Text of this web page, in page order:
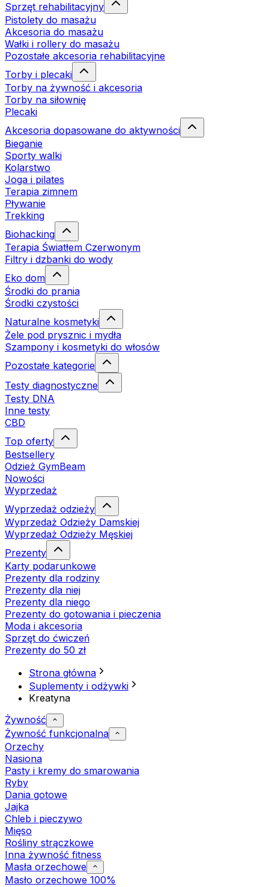
Sprzęt rehabilitacyjny
Pistolety do masażu
Akcesoria do masażu
Wałki i rollery do masażu
Pozostałe akcesoria rehabilitacyjne
Torby i plecaki
Torby na żywność i akcesoria
Torby na siłownię
Plecaki
Akcesoria dopasowane do aktywności
Bieganie
Sporty walki
Kolarstwo
Joga i pilates
Terapia zimnem
Pływanie
Trekking
Biohacking
Terapia Światłem Czerwonym
Filtry i dzbanki do wody
Eko dom
Środki do prania
Środki czystości
Naturalne kosmetyki
Żele pod prysznic i mydła
Szampony i kosmetyki do włosów
Pozostałe kategorie
Testy diagnostyczne
Testy DNA
Inne testy
CBD
Top oferty
Bestsellery
Odzież GymBeam
Nowości
Wyprzedaż
Wyprzedaż odzieży
Wyprzedaż Odzieży Damskiej
Wyprzedaż Odzieży Męskiej
Prezenty
Karty podarunkowe
Prezenty dla rodziny
Prezenty dla niej
Prezenty dla niego
Prezenty do gotowania i pieczenia
Moda i akcesoria
Sprzęt do ćwiczeń
Prezenty do 50 zł
Strona główna
Suplementy i odżywki
Kreatyna
Żywność
Żywność funkcjonalna
Orzechy
Nasiona
Pasty i kremy do smarowania
Ryby
Dania gotowe
Jajka
Chleb i pieczywo
Mięso
Rośliny strączkowe
Inna żywność fitness
Masła orzechowe
Masło orzechowe 100%